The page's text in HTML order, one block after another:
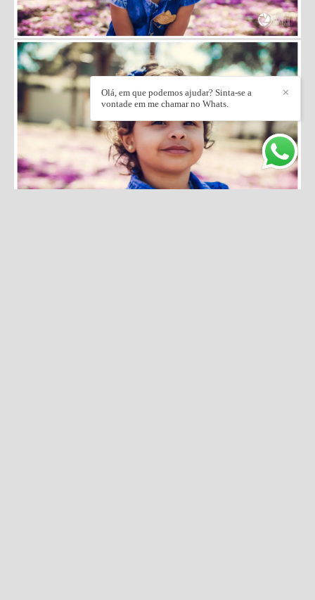
✕
Olá, em que podemos ajudar? Sinta-se a
vontade em me chamar no Whats.